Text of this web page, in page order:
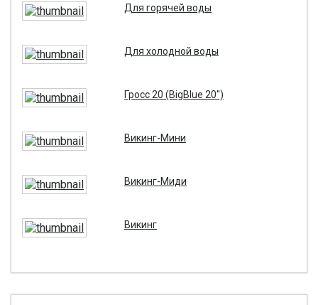
Для горячей воды
Для холодной воды
Гросс 20 (BigBlue 20'')
Викинг-Мини
Викинг-Миди
Викинг